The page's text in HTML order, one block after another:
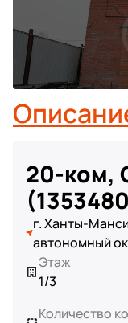
20-ком,
г. Ханты-
автономный
Этаж
1/3
Количество